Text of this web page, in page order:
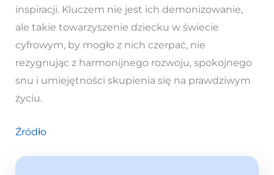
inspiracji. Kluczem nie jest ich demonizowanie,
ale takie towarzyszenie dziecku w świecie
cyfrowym, by mogło z nich czerpać, nie
rezygnując z harmonijnego rozwoju, spokojnego
snu i umiejętności skupienia się na prawdziwym
życiu.
Źródło